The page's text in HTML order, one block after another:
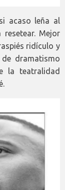
acaso leña al
Mejor
ridículo y
dramatismo
la teatralidad